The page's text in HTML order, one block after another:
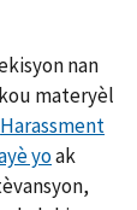
nan
materyèl
Harassment
yoak